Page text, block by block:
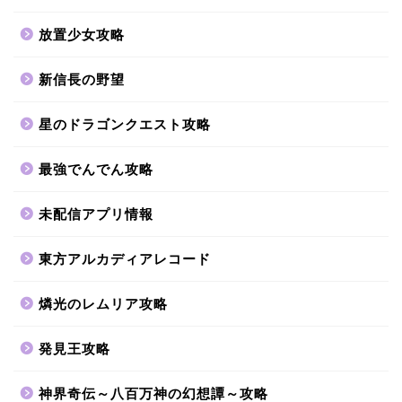
放置少女攻略
新信長の野望
星のドラゴンクエスト攻略
最強でんでん攻略
未配信アプリ情報
東方アルカディアレコード
燐光のレムリア攻略
発見王攻略
神界奇伝～八百万神の幻想譚～攻略